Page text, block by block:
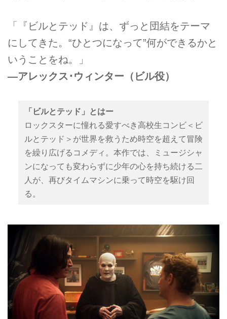
「『ビルとテッド』は、ずっと団結をテーマ
にしてきた。“ひとつになって”何ができるかと
いうことをね。」
―アレックス･ウィンター（ビル役）
「ビルとテッド」とはー
ロックスターに憧れる愛すべき高校生コンビ＜ビ
ルとテッド＞が世界を救うため時空を超えて冒険
を繰り広げるコメディ。本作では、ミュージシャ
ンになっても変わらずに少年の心を持ち続ける二
人が、再びタイムマシンに乗って時空を駆け回
る。